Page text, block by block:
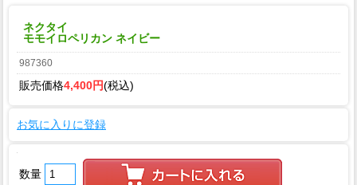
ネクタイ
モモイロペリカン ネイビー
987360
販売価格4,400円(税込)
お気に入りに登録
数量